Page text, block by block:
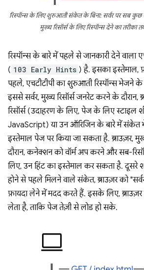
रिस्पॉन्स के लिए शुरुआती संकेत के बिना: सर्वर पर सब कुछ
मुख्य रिसॉर्स के लिए रिस्पॉन्स देने का तरीका
रिस्पॉन्स के बारे में पहले से जानकारी देने वाला
( 103 Early Hints ) है. इसका इस्तेमाल,
पहले, एचटीटीपी का शुरुआती रिस्पॉन्स भेजने के
इससे सर्वर, मुख्य रिसॉर्स जनरेट करने के दौरान,
रिसॉर्स (उदाहरण के लिए, पेज के लिए स्टाइल
JavaScript) या उन ऑरिजिन के बारे में
इस्तेमाल पेज पर किया जा सकता है. ब्राउज़र,
दौरान, कनेक्शन को वॉर्म अप करने और सब-
लिए, उन हिंट का इस्तेमाल कर सकता है. दूसरे
होने से पहले मिलने वाले संकेत, ब्राउज़र को
फ़ायदा लेने में मदद करते हैं. इसके लिए,
लेता है, ताकि पेज तेज़ी से लोड हो सके.